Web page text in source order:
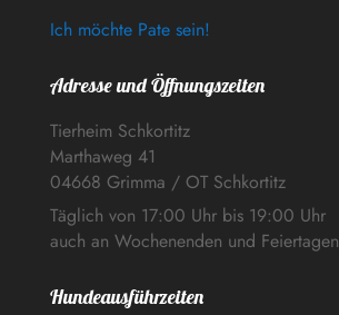
Ich möchte Pate sein!
Adresse und Öffnungszeiten
Tierheim Schkortitz
Marthaweg 41
04668 Grimma / OT Schkortitz
Täglich von 17:00 Uhr bis 19:00 Uhr
auch an Wochenenden und Feiertagen
Hundeausführzeiten